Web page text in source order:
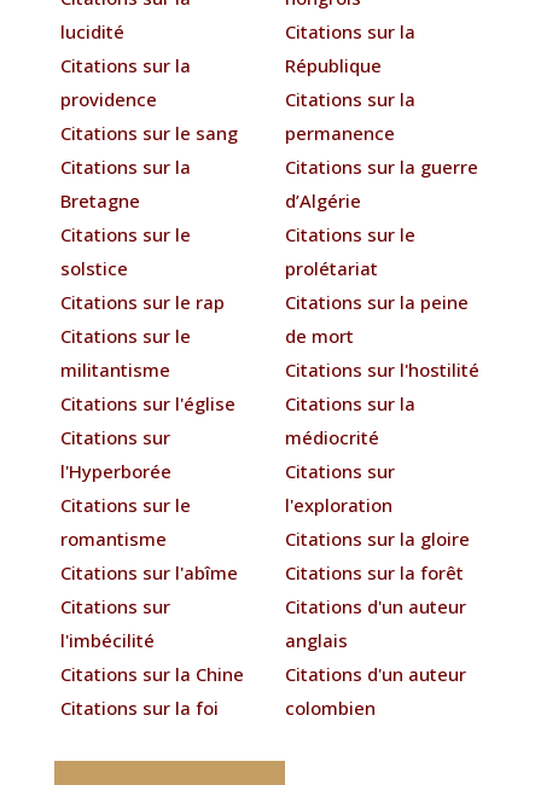
lucidité
Citations sur la
providence
Citations sur le sang
Citations sur la
Bretagne
Citations sur le
solstice
Citations sur le rap
Citations sur le
militantisme
Citations sur l'église
Citations sur
l'Hyperborée
Citations sur le
romantisme
Citations sur l'abîme
Citations sur
l'imbécilité
Citations sur la Chine
Citations sur la foi
Citations sur la
République
Citations sur la
permanence
Citations sur la guerre
d’Algérie
Citations sur le
prolétariat
Citations sur la peine
de mort
Citations sur l'hostilité
Citations sur la
médiocrité
Citations sur
l'exploration
Citations sur la gloire
Citations sur la forêt
Citations d'un auteur
anglais
Citations d'un auteur
colombien